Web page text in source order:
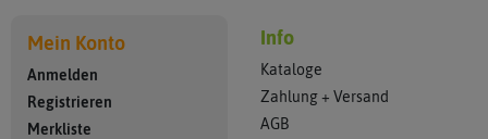
Mein Konto
Anmelden
Registrieren
Merkliste
Info
Kataloge
Zahlung + Versand
AGB